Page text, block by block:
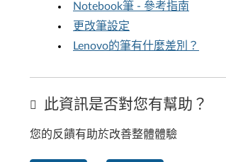
Notebook筆 - 參考指南
更改筆設定
Lenovo的筆有什麼差別？
此資訊是否對您有幫助？
您的反饋有助於改善整體體驗